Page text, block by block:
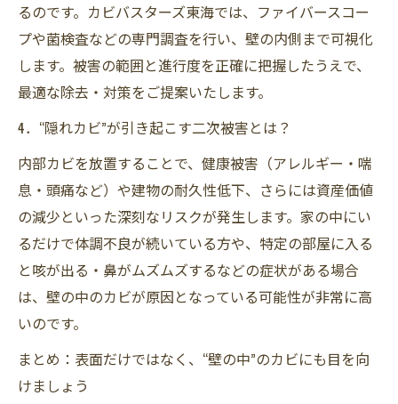
るのです。カビバスターズ東海では、ファイバースコー
プや菌検査などの専門調査を行い、壁の内側まで可視化
します。被害の範囲と進行度を正確に把握したうえで、
最適な除去・対策をご提案いたします。
4．“隠れカビ”が引き起こす二次被害とは？
内部カビを放置することで、健康被害（アレルギー・喘
息・頭痛など）や建物の耐久性低下、さらには資産価値
の減少といった深刻なリスクが発生します。家の中にい
るだけで体調不良が続いている方や、特定の部屋に入る
と咳が出る・鼻がムズムズするなどの症状がある場合
は、壁の中のカビが原因となっている可能性が非常に高
いのです。
まとめ：表面だけではなく、“壁の中”のカビにも目を向
けましょう